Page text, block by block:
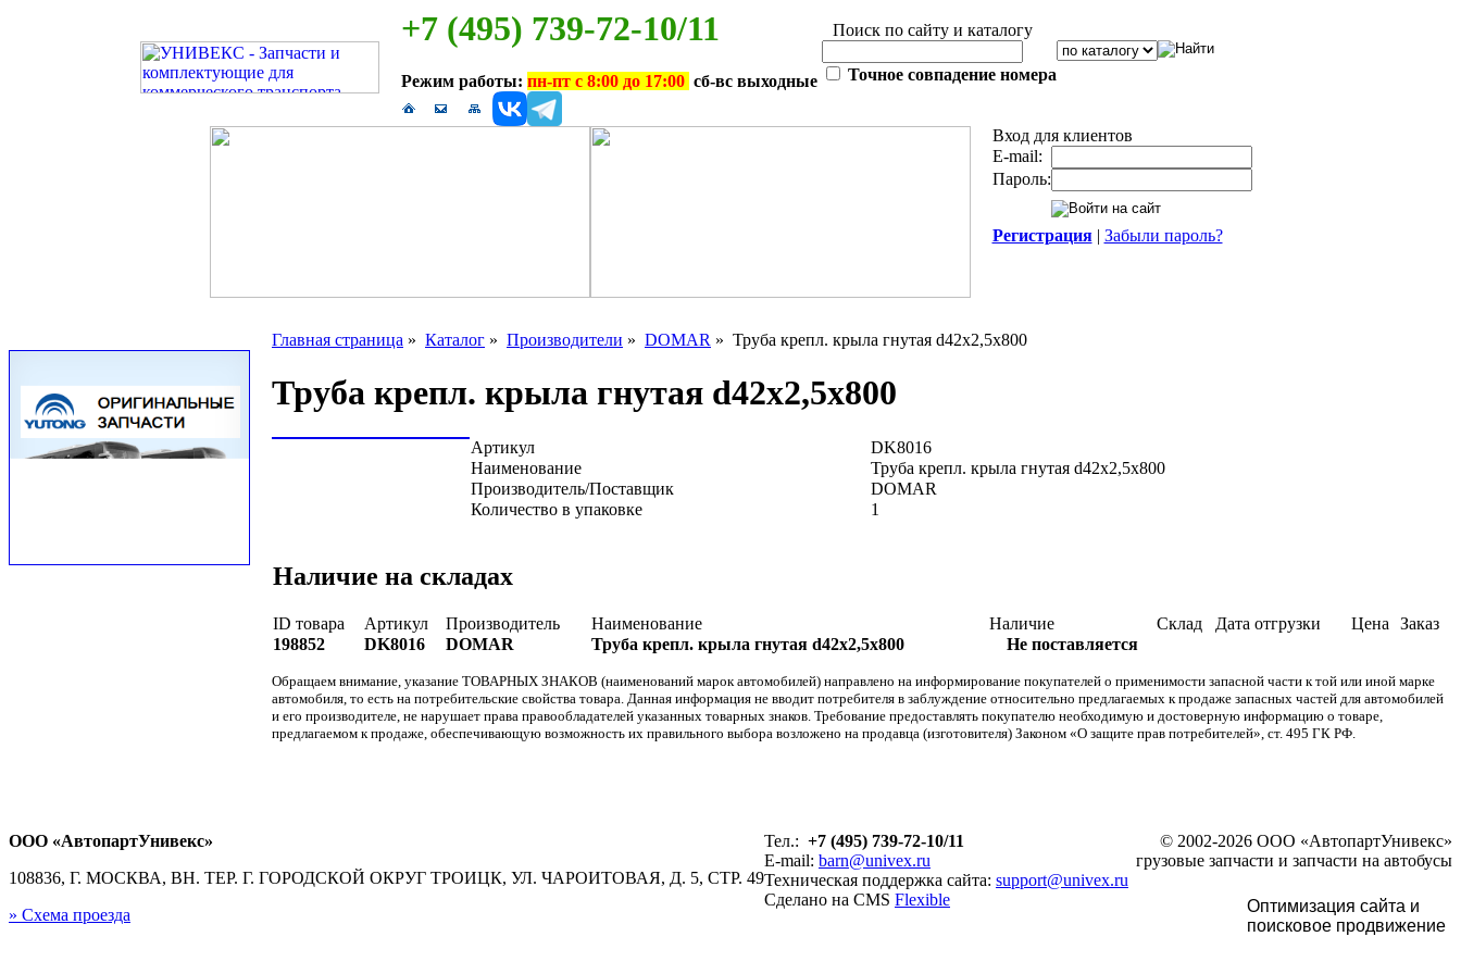
+7 (495) 739-72-10/11
Режим работы: пн-пт с 8:00 до 17:00 сб-вс выходные
Поиск по сайту и каталогу
Точное совпадение номера
Вход для клиентов
E-mail:
Пароль:
Регистрация| Забыли пароль?
Главная страница » Каталог » Производители » DOMAR » Труба крепл. крыла гнутая d42х2,5х800
Труба крепл. крыла гнутая d42х2,5х800
Артикул
DK8016
Наименование
Труба крепл. крыла гнутая d42х2,5х800
Производитель/Поставщик
DOMAR
Количество в упаковке
1
Наличие на складах
ID товара Артикул Производитель Наименование Наличие Склад Дата отгрузки Цена
Заказ
198852
DK8016 DOMAR Труба крепл. крыла гнутая d42х2,5х800 Не поставляется
Обращаем внимание, указание ТОВАРНЫХ ЗНАКОВ (наименований марок автомобилей) направлено на информирование покупателей о применимости запасной части к той или иной марке
автомобиля, то есть на потребительские свойства товара. Данная информация не вводит потребителя в заблуждение относительно предлагаемых к продаже запасных частей для автомобилей
и его производителе, не нарушает права правообладателей указанных товарных знаков. Требование предоставлять покупателю необходимую и достоверную информацию о товаре,
предлагаемом к продаже, обеспечивающую возможность их правильного выбора возложено на продавца (изготовителя) Законом «О защите прав потребителей», ст. 495 ГК РФ.
ООО «АвтопартУнивекс»
108836, Г. МОСКВА, ВН. ТЕР. Г. ГОРОДСКОЙ ОКРУГ ТРОИЦК, УЛ. ЧАРОИТОВАЯ, Д. 5, СТР. 49
» Схема проезда
Тел.: +7 (495) 739-72-10/11
E-mail: barn@univex.ru
Техническая поддержка сайта: support@univex.ru
Сделано на CMS Flexible
© 2002-2026 ООО «АвтопартУнивекс»
грузовые запчасти и запчасти на автобусы
Оптимизация сайта и
поисковое продвижение